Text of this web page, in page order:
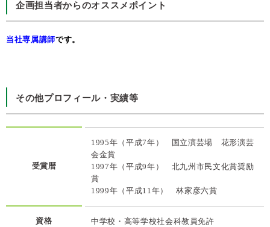
企画担当者からのオススメポイント
当社専属講師です。
その他プロフィール・実績等
受賞暦
1995年（平成7年） 国立演芸場 花形演芸
会金賞
1997年（平成9年） 北九州市民文化賞奨励
賞
1999年（平成11年） 林家彦六賞
資格 中学校・高等学校社会科教員免許